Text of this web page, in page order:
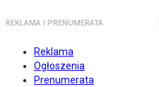
REKLAMA I PRENUMERATA
Reklama
Ogłoszenia
Prenumerata